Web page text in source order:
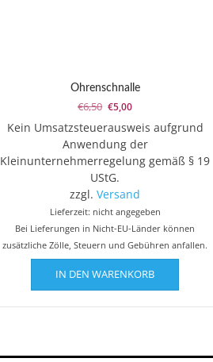
Ohrenschnalle
€6,50 Ursprünglicher
war:
€6,50
€5,00Aktueller
ist:
€5,00.
Kein Umsatzsteuerausweis aufgrund
Anwendung der
Kleinunternehmerregelung gemäß § 19
UStG.
zzgl.Versand
Lieferzeit: nicht angegeben
Bei Lieferungen in Nicht-EU-Länder können
zusätzliche Zölle, Steuern und Gebühren anfallen.
IN DEN WARENKORB